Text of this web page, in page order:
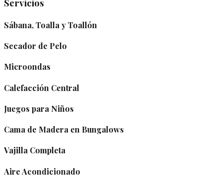
Servicios
Sábana, Toalla y Toallón
Secador de Pelo
Microondas​
Calefacción Central​
Juegos para Niños
Cama de Madera​ en Bungalows
Vajilla Completa​
Aire Acondicionado​